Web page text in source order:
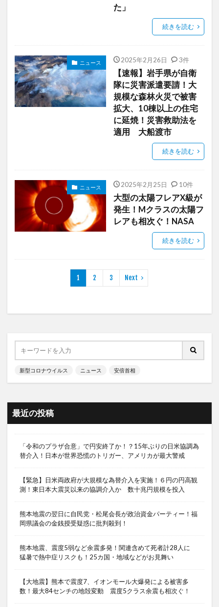
た」
続きを読む
ニュース 2025年2月26日 3件
【速報】岩手県が自衛
隊に災害派遣要請！大
規模な森林火災で被害
拡大、10棟以上の住宅
に延焼！災害救助法を
適用 大船渡市
続きを読む
ニュース 2025年2月25日 10件
大型の太陽フレアX級が
発生！Mクラスの太陽フ
レアも相次ぐ！NASA
続きを読む
1 2 3 Next
新型コロナウイルス ニュース 安倍首相
最近の投稿
「令和のプラザ合意」で円安終了か！？15年ぶりの日米協調為
替介入！日本が世界恐慌のトリガー、アメリカが最大警戒
【緊急】日米両政府が大規模な為替介入を実施！６円の円高観
測！東日本大震災以来の協調介入か 数十兆円規模を投入
熊本地震の翌日に自民党・松尾会長が政治資金パーティー！福
岡県議会の金銭授受疑惑に批判殺到！
熊本地震、震度5弱など余震多発！関連含めて死者計28人に
猛暑で熱中症リスクも！25カ国・地域などがお見舞い
【大地震】熊本で震度7、イオンモール大爆発による被害多
数！最大84センチの地殻変動 震度5クラス余震も相次ぐ！